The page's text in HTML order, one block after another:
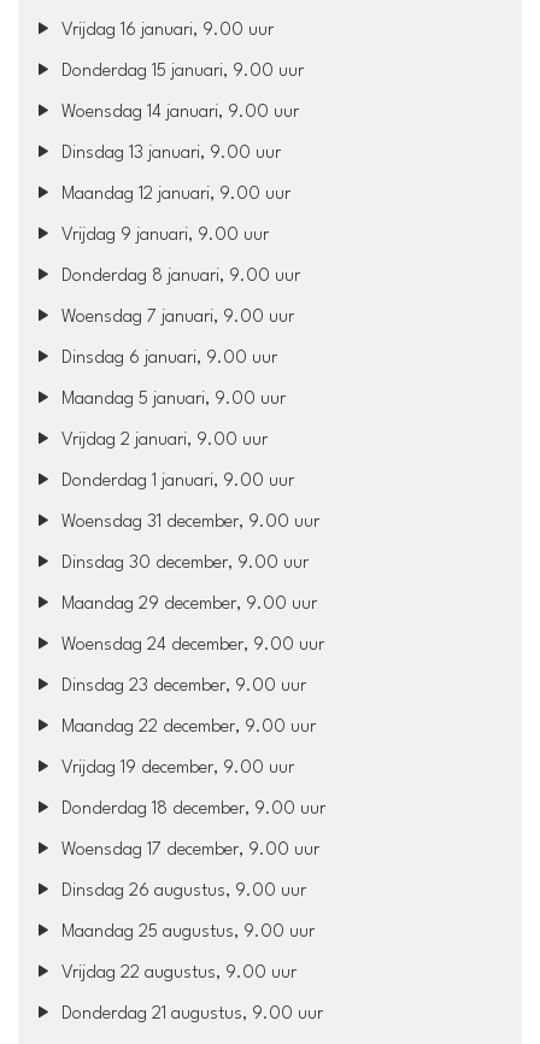
Vrijdag 16 januari, 9.00 uur
Donderdag 15 januari, 9.00 uur
Woensdag 14 januari, 9.00 uur
Dinsdag 13 januari, 9.00 uur
Maandag 12 januari, 9.00 uur
Vrijdag 9 januari, 9.00 uur
Donderdag 8 januari, 9.00 uur
Woensdag 7 januari, 9.00 uur
Dinsdag 6 januari, 9.00 uur
Maandag 5 januari, 9.00 uur
Vrijdag 2 januari, 9.00 uur
Donderdag 1 januari, 9.00 uur
Woensdag 31 december, 9.00 uur
Dinsdag 30 december, 9.00 uur
Maandag 29 december, 9.00 uur
Woensdag 24 december, 9.00 uur
Dinsdag 23 december, 9.00 uur
Maandag 22 december, 9.00 uur
Vrijdag 19 december, 9.00 uur
Donderdag 18 december, 9.00 uur
Woensdag 17 december, 9.00 uur
Dinsdag 26 augustus, 9.00 uur
Maandag 25 augustus, 9.00 uur
Vrijdag 22 augustus, 9.00 uur
Donderdag 21 augustus, 9.00 uur